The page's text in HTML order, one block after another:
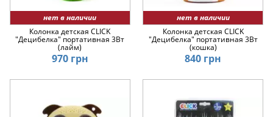
нет в наличии
Колонка детская CLICK
"Децибелка" портативная 3Вт
(лайм)
970 грн
нет в наличии
Колонка детская CLICK
"Децибелка" портативная 3Вт
(кошка)
840 грн